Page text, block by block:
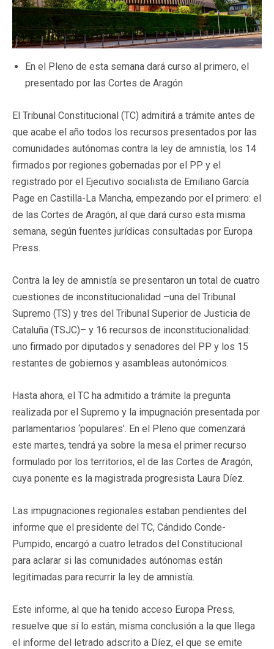
En el Pleno de esta semana dará curso al primero, el
presentado por las Cortes de Aragón
El Tribunal Constitucional (TC) admitirá a trámite antes de
que acabe el año todos los recursos presentados por las
comunidades autónomas contra la ley de amnistía, los 14
firmados por regiones gobernadas por el PP y el
registrado por el Ejecutivo socialista de Emiliano García
Page en Castilla-La Mancha, empezando por el primero: el
de las Cortes de Aragón, al que dará curso esta misma
semana, según fuentes jurídicas consultadas por Europa
Press.
Contra la ley de amnistía se presentaron un total de cuatro
cuestiones de inconstitucionalidad –una del Tribunal
Supremo (TS) y tres del Tribunal Superior de Justicia de
Cataluña (TSJC)– y 16 recursos de inconstitucionalidad:
uno firmado por diputados y senadores del PP y los 15
restantes de gobiernos y asambleas autonómicos.
Hasta ahora, el TC ha admitido a trámite la pregunta
realizada por el Supremo y la impugnación presentada por
parlamentarios ‘populares’. En el Pleno que comenzará
este martes, tendrá ya sobre la mesa el primer recurso
formulado por los territorios, el de las Cortes de Aragón,
cuya ponente es la magistrada progresista Laura Díez.
Las impugnaciones regionales estaban pendientes del
informe que el presidente del TC, Cándido Conde-
Pumpido, encargó a cuatro letrados del Constitucional
para aclarar si las comunidades autónomas están
legitimadas para recurrir la ley de amnistía.
Este informe, al que ha tenido acceso Europa Press,
resuelve que sí lo están, misma conclusión a la que llega
el informe del letrado adscrito a Díez, el que se emite